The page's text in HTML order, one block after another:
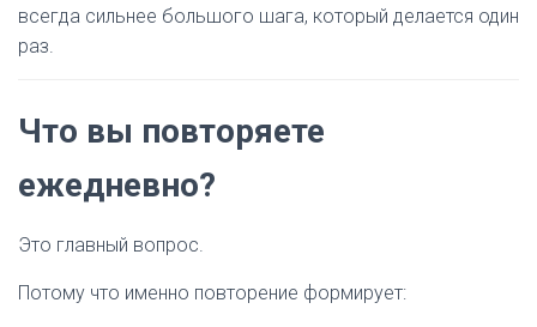
всегда сильнее большого шага, который делается один
раз.
Что вы повторяете
ежедневно?
Это главный вопрос.
Потому что именно повторение формирует: